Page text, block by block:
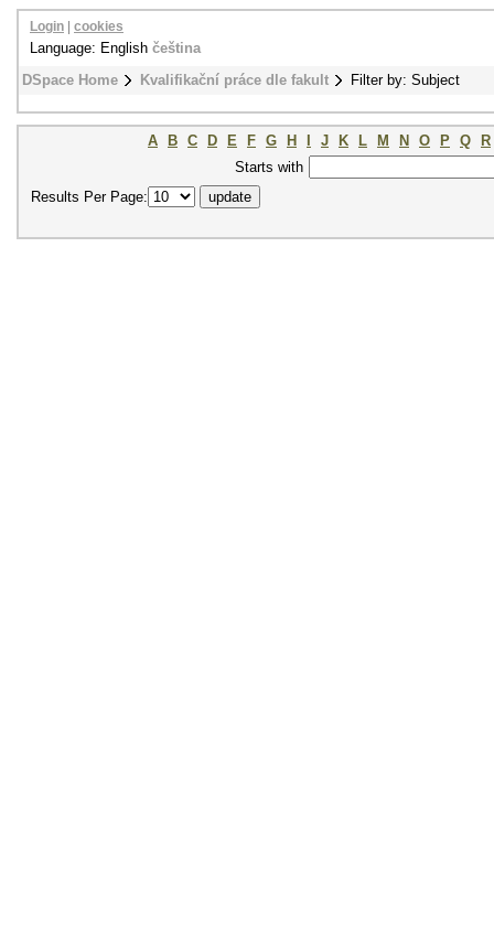
DSpace Home Kvalifikační práce dle fakult Filter by: Subject
Login cookies
Language: English čeština
A B C D E F G H J K L M N O P Q
R
Starts with
Results Per Page: